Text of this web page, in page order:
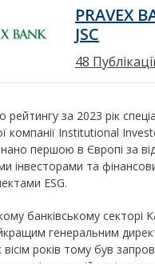
PRAVEX
JSC
48 Публікації
рейтингу за 2023 рік
компанії Institutional
першою в Європі за
інвесторами та
ESG.
банківському секторі
генеральним
вісім років тому був